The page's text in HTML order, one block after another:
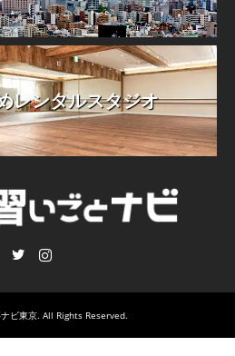
レンタルスタジオ
ビ東京. All Rights Reserved.